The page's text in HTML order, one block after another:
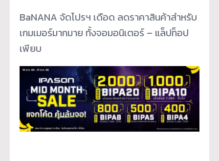
BaNANA จัดโปรฯ เดือด ลดราคาสินค้าสำหรับ
เกมเมอร์มากมาย ทั้งจอมอนิเตอร์ – แล็ปท็อป
เพียบ